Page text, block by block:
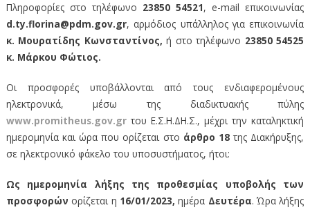
Πληροφορίες στο τηλέφωνο 23850 54521, e-mail επικοινωνίας
d.ty.florina@pdm.gov.gr, αρμόδιος υπάλληλος για επικοινωνία
κ. Μουρατίδης Κωνσταντίνος, ή στο τηλέφωνο 23850 54525
κ. Μάρκου Φώτιος.
Οι προσφορές υποβάλλονται από τους ενδιαφερομένους
ηλεκτρονικά, μέσω της διαδικτυακής πύλης
www.promitheus.gov.grτου Ε.Σ.Η.ΔΗ.Σ., μέχρι την καταληκτική
ημερομηνία και ώρα που ορίζεται στο άρθρο 18της Διακήρυξης,
σε ηλεκτρονικό φάκελο του υποσυστήματος, ήτοι:
Ως ημερομηνία λήξης της προθεσμίας υποβολής των
προσφορών ορίζεται η 16/01/2023, ημέρα Δευτέρα. Ώρα λήξης